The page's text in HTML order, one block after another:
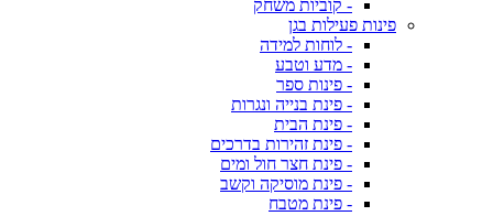
- קוביות משחק
פינות פעילות בגן
- לוחות למידה
- מדע וטבע
- פינות ספר
- פינת בנייה ונגרות
- פינת הבית
- פינת זהירות בדרכים
- פינת חצר חול ומים
- פינת מוסיקה וקשב
- פינת מטבח